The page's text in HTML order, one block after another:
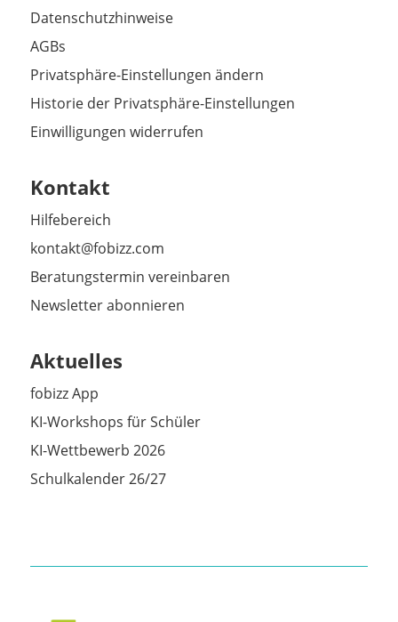
Datenschutzhinweise
AGBs
Privatsphäre-Einstellungen ändern
Historie der Privatsphäre-Einstellungen
Einwilligungen widerrufen
Kontakt
Hilfebereich
kontakt@fobizz.com
Beratungstermin vereinbaren
Newsletter abonnieren
Aktuelles
fobizz App
KI-Workshops für Schüler
KI-Wettbewerb 2026
Schulkalender 26/27